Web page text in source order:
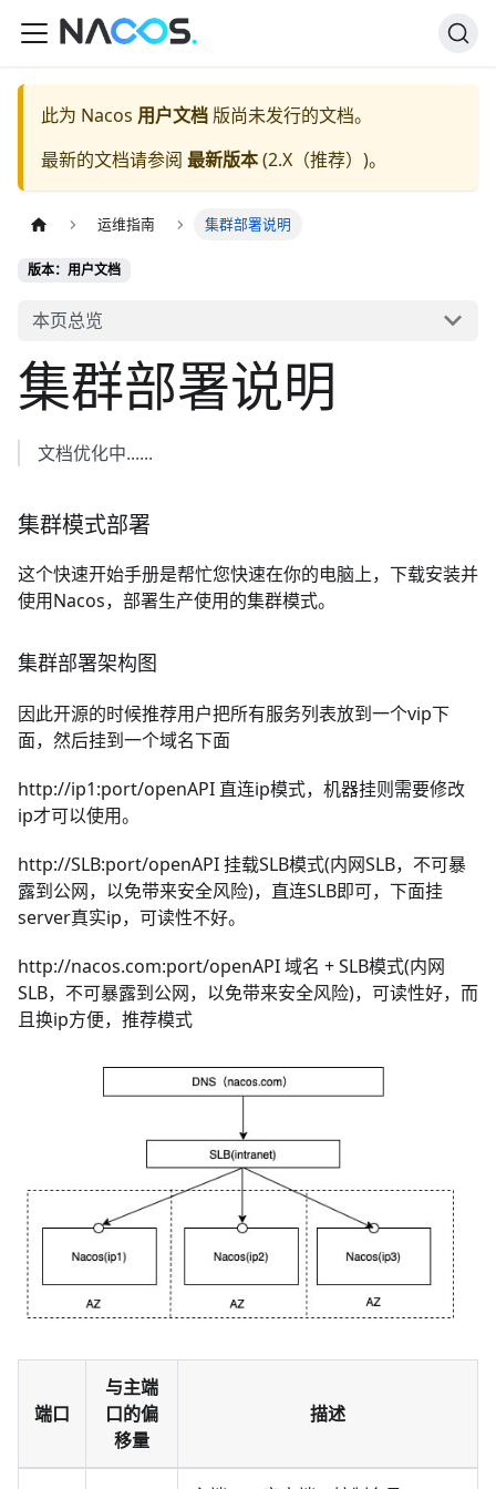
此为 Nacos 用户文档 版尚未发行的文档。
最新的文档请参阅 最新版本(2.X（推荐） )。
运维指南 集群部署说明
版本：用户文档
本页总览
集群部署说明
文档优化中......
集群模式部署
这个快速开始手册是帮忙您快速在你的电脑上，下载安装并
使用Nacos，部署生产使用的集群模式。
集群部署架构图
因此开源的时候推荐用户把所有服务列表放到一个vip下
面，然后挂到一个域名下面
http://ip1:port/openAPI 直连ip模式，机器挂则需要修改
ip才可以使用。
http://SLB:port/openAPI挂载SLB模式(内网SLB，不可暴
露到公网，以免带来安全风险)，直连SLB即可，下面挂
server真实ip，可读性不好。
http://nacos.com:port/openAPI域名 + SLB模式(内网
SLB，不可暴露到公网，以免带来安全风险)，可读性好，而
且换ip方便，推荐模式
端口
与主端
口的偏
移量
描述